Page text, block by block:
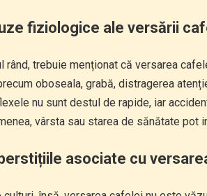
fiziologice ale versării
rând, trebuie menționat că versarea
oboseala, grabă, distragerea
nu sunt destul de rapide, iar
vârsta sau starea de sănătate pot
asociate cu